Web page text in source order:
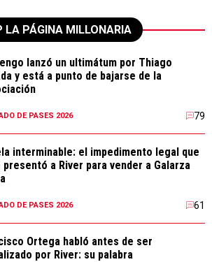
LA PÁGINA MILLONARIA
lanzó un ultimátum por Thiago
y está a punto de bajarse de la
DE PASES 2026 79
interminable: el impedimento legal que
presentó a River para vender a Galarza
DE PASES 2026 61
Ortega habló antes de ser
por River: su palabra